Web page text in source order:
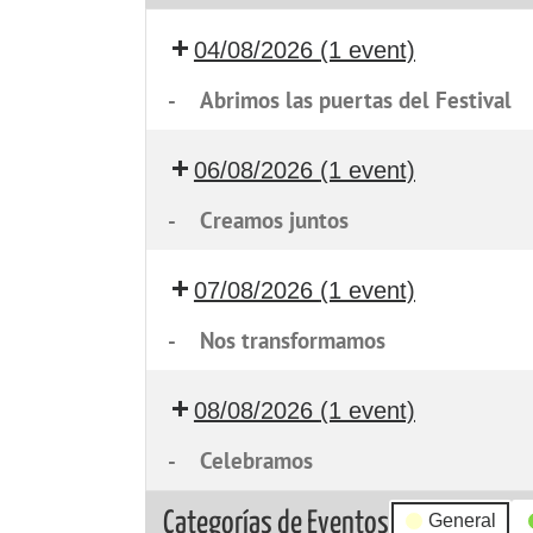
04/08/2026 (1 event)
- Abrimos las puertas del Festival
06/08/2026 (1 event)
- Creamos juntos
07/08/2026 (1 event)
- Nos transformamos
08/08/2026 (1 event)
- Celebramos
Categorías de Eventos General